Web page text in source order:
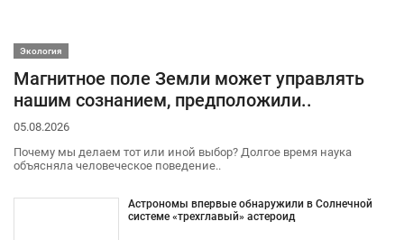
Экология
Магнитное поле Земли может управлять
нашим сознанием, предположили..
05.08.2026
Почему мы делаем тот или иной выбор? Долгое время наука
объясняла человеческое поведение..
Астрономы впервые обнаружили в Солнечной
системе «трехглавый» астероид